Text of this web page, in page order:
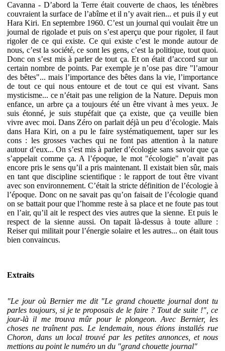
Cavanna - D’abord la Terre était couverte de chaos, les ténèbres
couvraient la surface de l’abîme et il n’y avait rien... et puis il y eut
Hara Kiri. En septembre 1960. C’est un journal qui voulait être un
journal de rigolade et puis on s’est aperçu que pour rigoler, il faut
rigoler de ce qui existe. Ce qui existe c’est le monde autour de
nous, c’est la société, ce sont les gens, c’est la politique, tout quoi.
Donc on s’est mis à parler de tout ça. Et on était d’accord sur un
certain nombre de points. Par exemple je n’ose pas dire "l’amour
des bêtes"... mais l’importance des bêtes dans la vie, l’importance
de tout ce qui nous entoure et de tout ce qui est vivant. Sans
mysticisme... ce n’était pas une religion de la Nature. Depuis mon
enfance, un arbre ça a toujours été un être vivant à mes yeux. Je
suis étonné, je suis stupéfait que ça existe, que ça veuille bien
vivre avec moi. Dans Zéro on parlait déjà un peu d’écologie. Mais
dans Hara Kiri, on a pu le faire systématiquement, taper sur les
cons : les grosses vaches qui ne font pas attention à la nature
autour d’eux... On s’est mis à parler d’écologie sans savoir que ça
s’appelait comme ça. A l’époque, le mot "écologie" n’avait pas
encore pris le sens qu’il a pris maintenant. Il existait bien sûr, mais
en tant que discipline scientifique : le rapport de tout être vivant
avec son environnement. C’était la stricte définition de l’écologie à
l’époque. Donc on ne savait pas qu’on faisait de l’écologie quand
on se battait pour que l’homme reste à sa place et ne foute pas tout
en l’air, qu’il ait le respect des vies autres que la sienne. Et puis le
respect de la sienne aussi. On tapait là-dessus à toute allure :
Reiser qui militait pour l’énergie solaire et les autres... on était tous
bien convaincus.
Extraits
"Le jour où Bernier me dit "Le grand chouette journal dont tu
parles toujours, si je te proposais de le faire ? Tout de suite !", ce
jour-là il me trouva mûr pour le plongeon. Avec Bernier, les
choses ne traînent pas. Le lendemain, nous étions installés rue
Choron, dans un local trouvé par les petites annonces, et nous
mettions au point le numéro un du "grand chouette journal"